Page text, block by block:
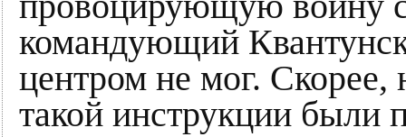
командующий
центром не мог. Скорее,
такой инструкции были